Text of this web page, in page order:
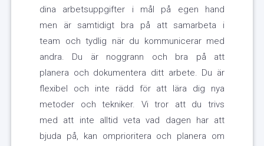
dina arbetsuppgifter i mål på egen hand
men är samtidigt bra på att samarbeta i
team och tydlig när du kommunicerar med
andra. Du är noggrann och bra på att
planera och dokumentera ditt arbete. Du är
flexibel och inte rädd för att lära dig nya
metoder och tekniker. Vi tror att du trivs
med att inte alltid veta vad dagen har att
bjuda på, kan omprioritera och planera om